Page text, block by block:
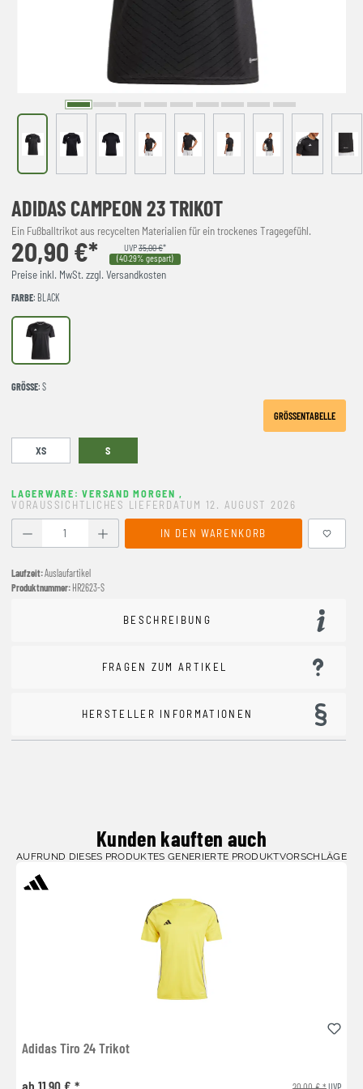
ADIDAS CAMPEON 23 TRIKOT
Ein Fußballtrikot aus recycelten Materialien für ein trockenes Tragegefühl.
20,90 €* UVP35,00 €*
(40.29% gespart)
Preise inkl. MwSt. zzgl. Versandkosten
FARBE: BLACK
Black
GRÖSSE : S
GRÖSSENTABELLE
XS S
LAGERWARE: VERSAND MORGEN ,
VORAUSSICHTLICHES LIEFERDATUM 12. AUGUST 2026
Produkt Anzahl: Gib den gewünschten Wert ein oder
IN DEN WARENKORB
Laufzeit:Auslaufartikel
Produktnummer: HR2623-S
BESCHREIBUNG
FRAGEN ZUM ARTIKEL
HERSTELLER INFORMATIONEN
Kunden kauften auch
AUFRUND DIESES PRODUKTES GENERIERTE PRODUKTVORSCHLÄGE
Adidas Tiro 24 Trikot